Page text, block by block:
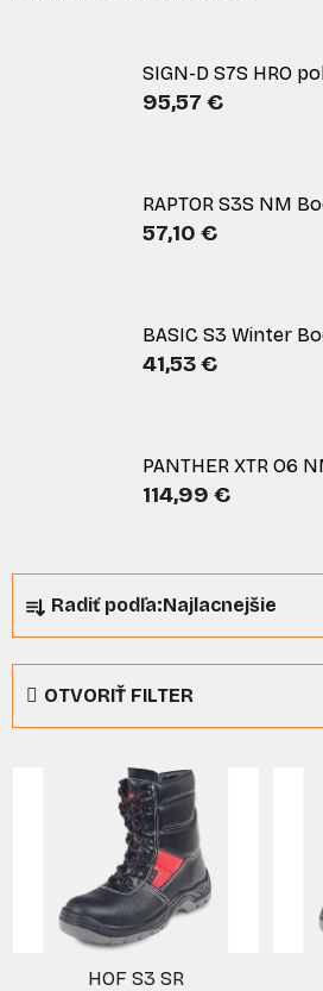
SIGN-D S7S HRO
95,57 €
RAPTOR S3S NM
57,10 €
BASIC S3 Winter
41,53 €
PANTHER XTR O6
114,99 €
a
n
Radiť podľa:Najlacnejšie
OTVORIŤ FILTER
HOF S3 SR